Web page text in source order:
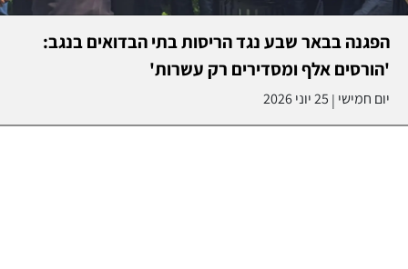
הפגנה בבאר שבע נגד הריסות בתי הבדואים בנגב:
'הורסים אלף ומסדירים רק עשרות'
יום חמישי | 25 יוני 2026